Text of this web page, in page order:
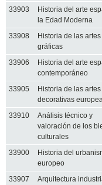
33903
Historia del arte
la Edad Moderna
33908
Historia de las artes
gráficas
33906
Historia del arte
contemporáneo
33905
Historia de las artes
decorativas
33910
Análisis técnico y
valoración de los
culturales
33900
Historia del
europeo
33907 Arquitectura